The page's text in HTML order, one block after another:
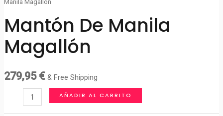
Manila Magallón
Mantón De Manila
Magallón
279,95 € & Free Shipping
AÑADIR AL CARRITO